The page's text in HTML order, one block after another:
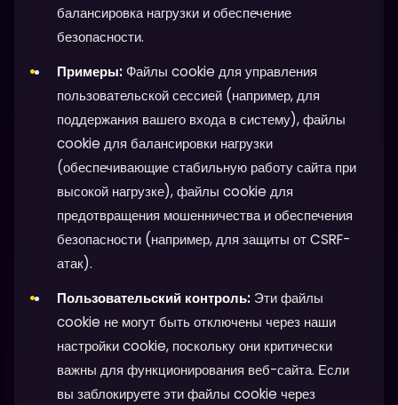
балансировка нагрузки и обеспечение
безопасности.
Примеры:Файлы cookie для управления
пользовательской сессией (например, для
поддержания вашего входа в систему), файлы
cookie для балансировки нагрузки
(обеспечивающие стабильную работу сайта при
высокой нагрузке), файлы cookie для
предотвращения мошенничества и обеспечения
безопасности (например, для защиты от CSRF-
атак).
Пользовательский контроль: Эти файлы
cookie не могут быть отключены через наши
настройки cookie, поскольку они критически
важны для функционирования веб-сайта. Если
вы заблокируете эти файлы cookie через